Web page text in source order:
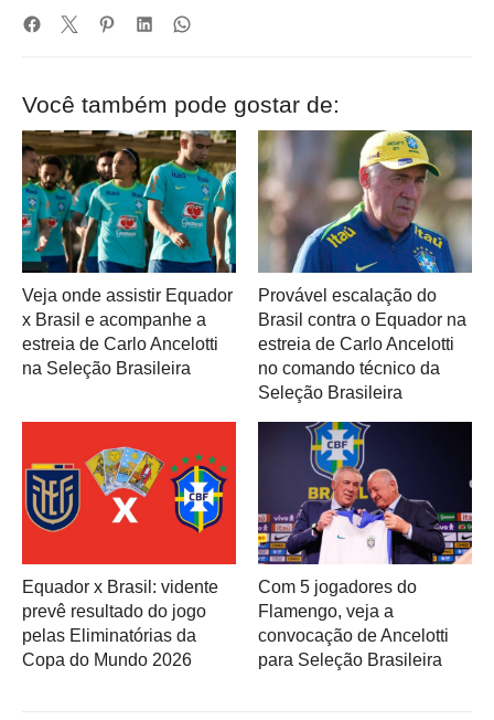
Você também pode gostar de:
Veja onde assistir Equador
x Brasil e acompanhe a
estreia de Carlo Ancelotti
na Seleção Brasileira
Provável escalação do
Brasil contra o Equador na
estreia de Carlo Ancelotti
no comando técnico da
Seleção Brasileira
Equador x Brasil: vidente
prevê resultado do jogo
pelas Eliminatórias da
Copa do Mundo 2026
Com 5 jogadores do
Flamengo, veja a
convocação de Ancelotti
para Seleção Brasileira